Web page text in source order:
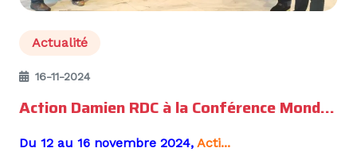
Actualité
16-11-2024
Action Damien RDC à la Conférence Mondiale sur la Santé Pulmonaire 2024 à BALI
Du 12 au 16 novembre 2024, Acti...